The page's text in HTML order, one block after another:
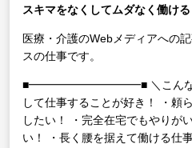
スキマをなくしてムダなく働ける
医療・介護のWebメディアへの
スの仕事です。
■━━━━━━━━━━■ ＼こん
して仕事することが好き！
・頼
したい！
・完全在宅でもやりが
い！
・長く腰を据えて働ける仕